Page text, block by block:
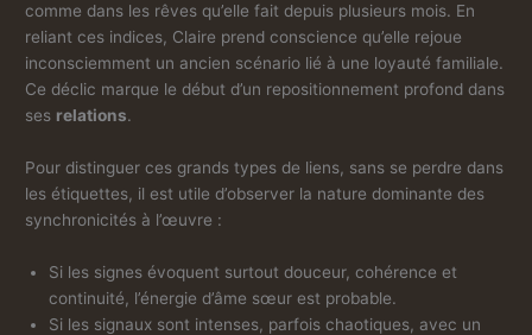
comme dans les rêves qu’elle fait depuis plusieurs mois. En
reliant ces indices, Claire prend conscience qu’elle rejoue
inconsciemment un ancien scénario lié à une loyauté familiale.
Ce déclic marque le début d’un repositionnement profond dans
ses relations.
Pour distinguer ces grands types de liens, sans se perdre dans
les étiquettes, il est utile d’observer la nature dominante des
synchronicités à l’œuvre :
Si les signes évoquent surtout douceur, cohérence et
continuité, l’énergie d’âme sœur est probable.
Si les signaux sont intenses, parfois chaotiques, avec un